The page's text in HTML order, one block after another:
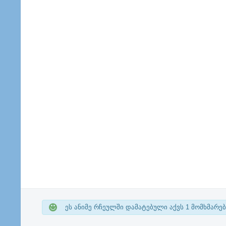
ეს ანიმე რჩეულში დამატებული აქვს 1